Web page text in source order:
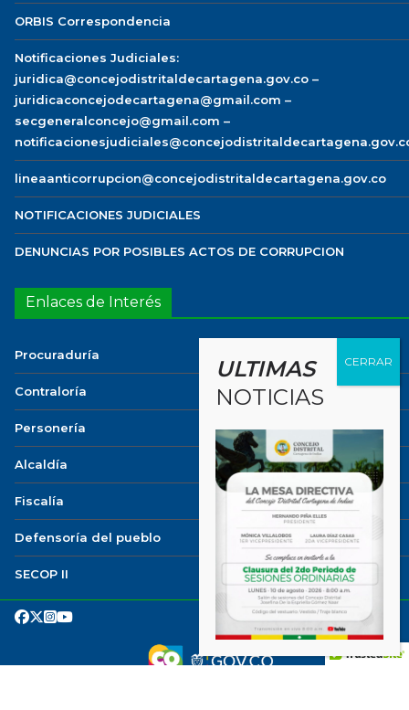
ORBIS Correspondencia
Notificaciones Judiciales:
juridica@concejodistritaldecartagena.gov.co –
juridicaconcejodecartagena@gmail.com –
secgeneralconcejo@gmail.com –
lineaanticorrupcion@concejodistritaldecartagena.gov.co
NOTIFICACIONES JUDICIALES
DENUNCIAS POR POSIBLES ACTOS DE CORRUPCION
Enlaces de Interés
Procuraduría
Contraloría
Personería
Alcaldía
Fiscalía
Defensoría del pueblo
SECOP II
ULTIMAS
NOTICIAS